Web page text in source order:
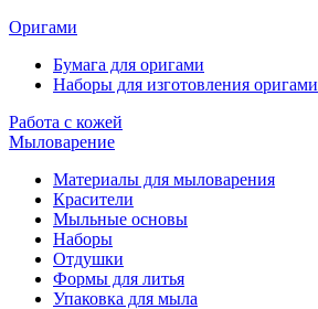
Оригами
Бумага для оригами
Наборы для изготовления оригами
Работа с кожей
Мыловарение
Материалы для мыловарения
Красители
Мыльные основы
Наборы
Отдушки
Формы для литья
Упаковка для мыла